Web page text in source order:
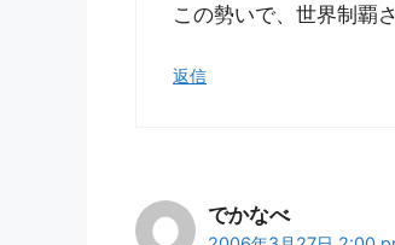
この勢いで、世界制覇
返信
でかなべ